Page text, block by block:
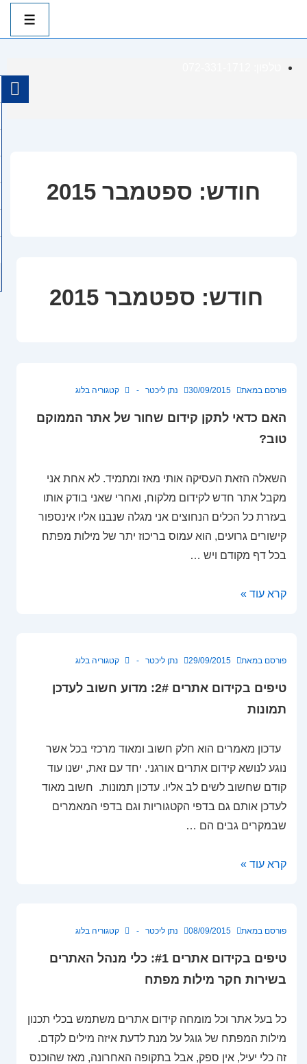
ניווט
דלג
חודש: ספטמבר 2015
חודש: ספטמבר 2015
פורסם במאת 30/09/2015 נתן ליכטר קטגוריה בלוג
האם כדאי לתקן קידום שחור של אתר הממוקם
טוב?
השאלה הזאת העסיקה אותי מאז ומתמיד. לא אחת אני
מקבל אתר חדש לקידום מלקוח, ואחרי שאני בודק אותו
בעזרת כל הכלים הנחוצים אני מגלה שנבנו אליו אינספור
קישורים גרועים, הוא עמוס בריכוז יתר של מילות מפתח
בכל דף מקודם ויש …
האם
של
אתר
טוב?
קרא עוד »
פורסם במאת 29/09/2015 נתן ליכטר קטגוריה בלוג
טיפים בקידום אתרים 2#: מדוע חשוב לעדכן
תמונות
עדכון מאמרים הוא חלק חשוב ומאוד מרכזי בכל אשר
נוגע לנושא קידום אתרים אורגני. יחד עם זאת, ישנו עוד
קודם שחשוב לשים לב אליו. עדכון תמונות. חשוב מאוד
לעדכן אותם גם בדפי הקטגוריות וגם בדפי המאמרים
שבמקרים גבים הם …
טיפים
חשוב
לעדכן
קרא עוד »
פורסם במאת 08/09/2015 נתן ליכטר קטגוריה בלוג
טיפים בקידום אתרים #1: כלי מנהל האתרים
בשירות חקר מילות מפתח
כל בעל אתר וכל מומחה קידום אתרים משתמש בכלי תכנון
מילות המפתח של גוגל על מנת לדעת איזה מילים לקדם.
זה כלי יעיל, אין ספק, אבל בתקופה האחרונה, מאז שהוכנס